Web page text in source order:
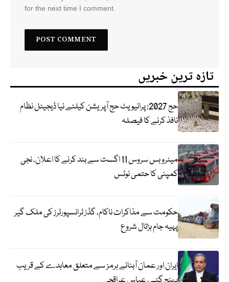
for the next time I comment.
تازہ ترین خبریں
حج 2027: پرائیویٹ حج آپریشن کیلئے نیا ڈیجیٹل نظام
نافذ کرنے کا فیصلہ
میٹرو بس سروس 11 اگست سے بند کرنے کا اعلان، نجی
کمپنی کا حتمی نوٹس
حکومت سے مذاکرات ناکام، گڈز ٹرانسپورٹرز کی ملک گیر
پہیہ جام ہڑتال شروع
ایران اور عمان آبنائے ہرمز سے متعلق معاہدے کے قریب